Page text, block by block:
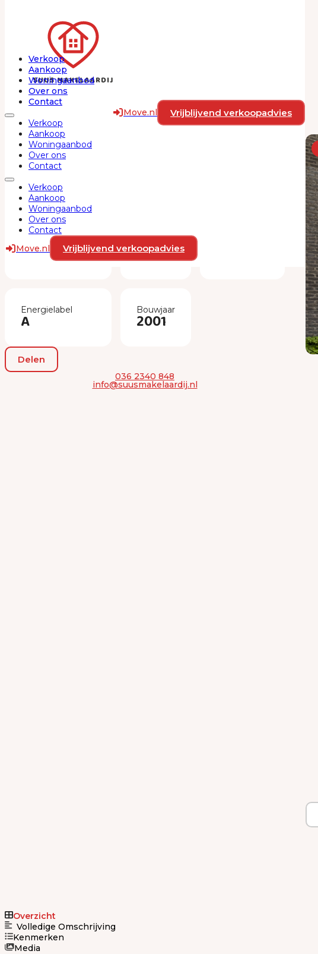
Verkoop
Aankoop
Woningaanbod
Over ons
Contact
Verkoop
Aankoop
Woningaanbod
Over ons
Contact
Move.nl Vrijblijvend verkoopadvies
Verkoop
Aankoop
Woningaanbod
Over ons
Contact
Move.nl
Vrijblijvend verkoopadvies
Antiguastraat 34
€ 450.000
Woonoppervlakte
98 M²
Perceel
181 m²
Energielabel
A
Bouwjaar
2001
Delen
036 2340 848
info@suusmakelaardij.nl
Overzicht
Volledige Omschrijving
Kenmerken
Media